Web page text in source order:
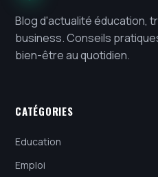
Blog d'actualité éducation,
business. Conseils
bien-être au quotidien.
CATÉGORIES
Education
Emploi